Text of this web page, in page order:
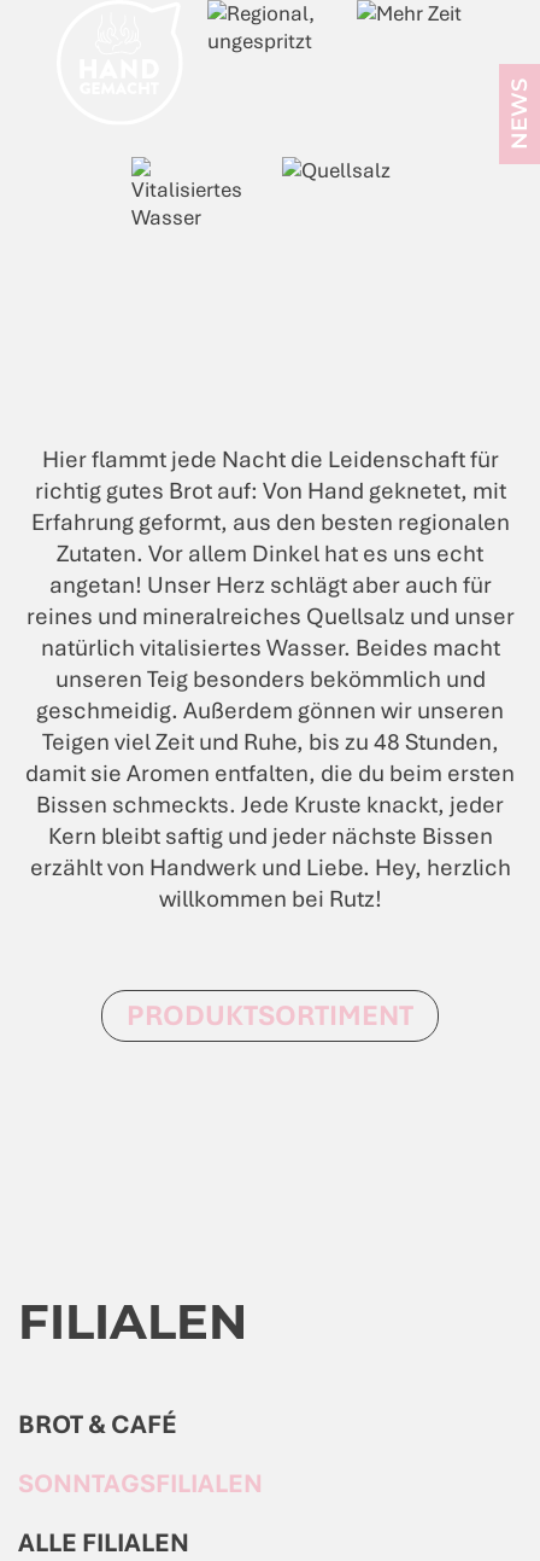
NEWS
Hier flammt jede Nacht die Leidenschaft für
richtig gutes Brot auf: Von Hand geknetet, mit
Erfahrung geformt, aus den besten regionalen
Zutaten. Vor allem Dinkel hat es uns echt
angetan! Unser Herz schlägt aber auch für
reines und mineralreiches Quellsalz und unser
natürlich vitalisiertes Wasser. Beides macht
unseren Teig besonders bekömmlich und
geschmeidig. Außerdem gönnen wir unseren
Teigen viel Zeit und Ruhe, bis zu 48 Stunden,
damit sie Aromen entfalten, die du beim ersten
Bissen schmeckts. Jede Kruste knackt, jeder
Kern bleibt saftig und jeder nächste Bissen
erzählt von Handwerk und Liebe. Hey, herzlich
willkommen bei Rutz!
PRODUKTSORTIMENT
FILIALEN
BROT & CAFÉ
SONNTAGSFILIALEN
ALLE FILIALEN